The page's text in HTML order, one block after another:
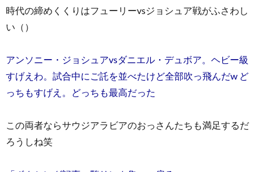
時代の締めくくりはフューリーvsジョシュア戦がふさわし
い（）
アンソニー・ジョシュアvsダニエル・デュボア。ヘビー級
すげえわ。試合中にご託を並べたけど全部吹っ飛んだw ど
っちもすげえ。どっちも最高だった
この両者ならサウジアラビアのおっさんたちも満足するだ
ろうしね笑